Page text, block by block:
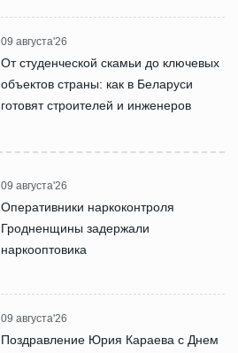
09 августа'26
От студенческой скамьи до ключевых
объектов страны: как в Беларуси
готовят строителей и инженеров
09 августа'26
Оперативники наркоконтроля
Гродненщины задержали
наркооптовика
09 августа'26
Поздравление Юрия Караева с Днем